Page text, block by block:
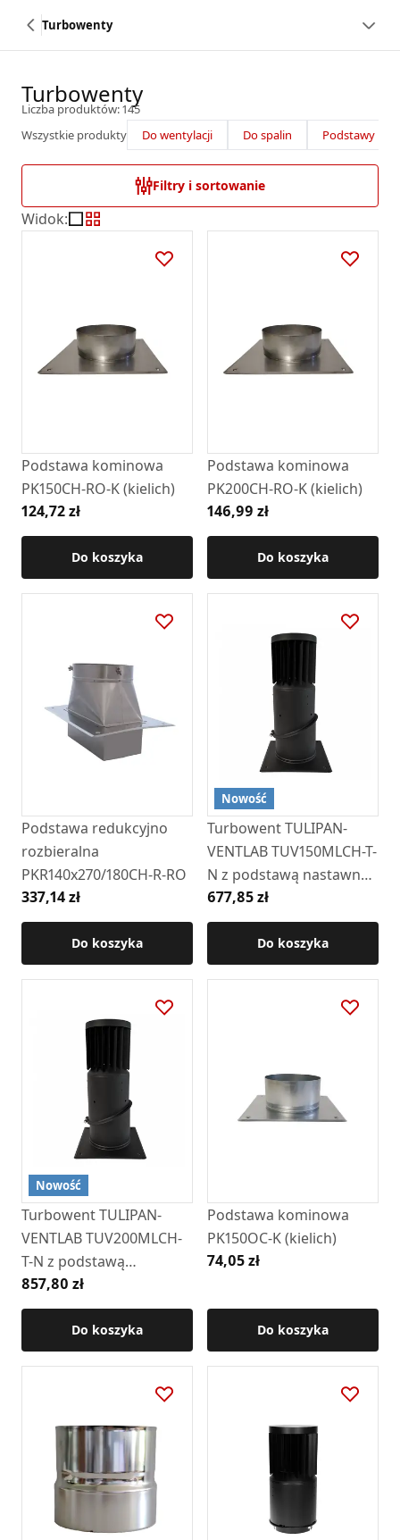
Turbowenty
Turbowenty
Liczba produktów: 145
Wszystkie produkty
Do wentylacji Do spalin Podstawy
Filtry i sortowanie
Widok:
Podstawa kominowa
PK150CH-RO-K (kielich)
124,72 zł
Do koszyka
Podstawa kominowa
PK200CH-RO-K (kielich)
146,99 zł
Do koszyka
Podstawa redukcyjno
rozbieralna
PKR140x270/180CH-R-RO
337,14 zł
Do koszyka
Nowość
Turbowent TULIPAN-
VENTLAB TUV150MLCH-T-
N z podstawą nastawną (
RAL9005 )
677,85 zł
Do koszyka
Nowość
Turbowent TULIPAN-
VENTLAB TUV200MLCH-
T-N z podstawą
nastawną ( RAL9005 )
857,80 zł
Do koszyka
Podstawa kominowa
PK150OC-K (kielich)
74,05 zł
Do koszyka